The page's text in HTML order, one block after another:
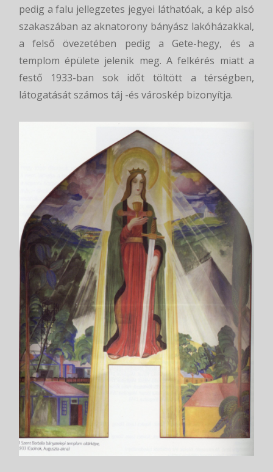
pedig a falu jellegzetes jegyei láthatóak, a kép alsó
szakaszában az aknatorony bányász lakóházakkal,
a felső övezetében pedig a Gete-hegy, és a
templom épülete jelenik meg. A felkérés miatt a
festő 1933-ban sok időt töltött a térségben,
látogatását számos táj -és városkép bizonyítja.